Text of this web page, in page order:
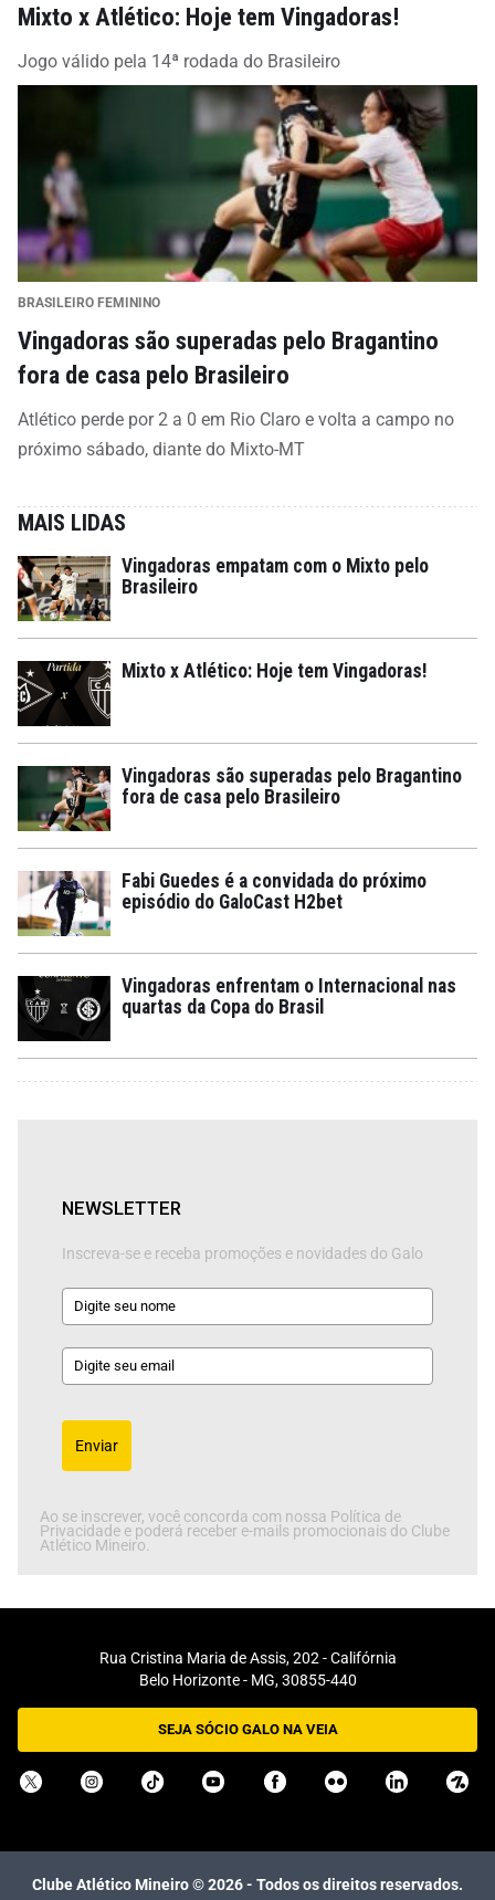
Mixto x Atlético: Hoje tem Vingadoras!
Jogo válido pela 14ª rodada do Brasileiro
BRASILEIRO FEMININO
Vingadoras são superadas pelo Bragantino
fora de casa pelo Brasileiro
Atlético perde por 2 a 0 em Rio Claro e volta a campo no
próximo sábado, diante do Mixto-MT
MAIS LIDAS
Vingadoras empatam com o Mixto pelo
Brasileiro
Mixto x Atlético: Hoje tem Vingadoras!
Vingadoras são superadas pelo Bragantino
fora de casa pelo Brasileiro
Fabi Guedes é a convidada do próximo
episódio do GaloCast H2bet
Vingadoras enfrentam o Internacional nas
quartas da Copa do Brasil
NEWSLETTER
Inscreva-se e receba promoções e novidades do Galo
Enviar
Ao se inscrever, você concorda com nossa Política de
Privacidade e poderá receber e-mails promocionais do Clube
Atlético Mineiro.
Rua Cristina Maria de Assis, 202 - Califórnia
Belo Horizonte - MG, 30855-440
SEJA SÓCIO GALO NA VEIA
Clube Atlético Mineiro ©2026- Todos os direitos reservados.